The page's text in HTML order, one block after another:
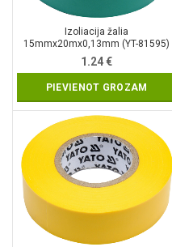
Izoliacija žalia
15mmx20mx0,13mm (YT-81595)
1.24€
PIEVIENOT GROZAM